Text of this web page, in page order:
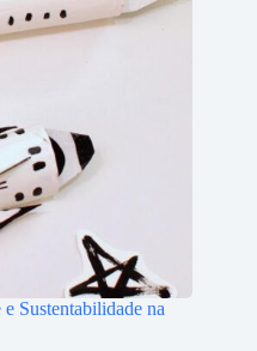
Sustentabilidade na